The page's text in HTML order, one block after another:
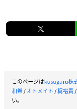
このページはkusuguru株
和希/オトメイト /梶裕貴/
い。